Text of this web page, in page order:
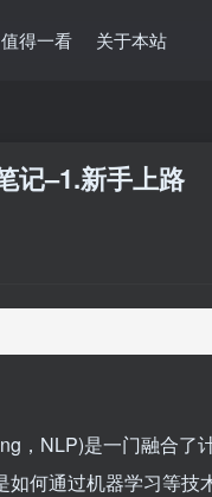
值得一看 关于本站
记–1.新手上路
，NLP)是一门融合了
何通过机器学习等